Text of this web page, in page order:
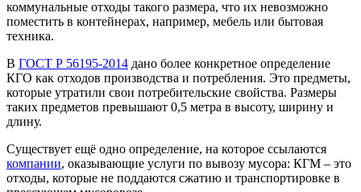
коммунальные отходы такого размера, что их невозможно
поместить в контейнерах, например, мебель или бытовая
техника.
В ГОСТ Р 56195-2014 дано более конкретное определение
КГО как отходов производства и потребления. Это предметы,
которые утратили свои потребительские свойства. Размеры
таких предметов превышают 0,5 метра в высоту, ширину и
длину.
Существует ещё одно определение, на которое ссылаются
компании, оказывающие услуги по вывозу мусора: КГМ – это
отходы, которые не поддаются сжатию и транспортировке в